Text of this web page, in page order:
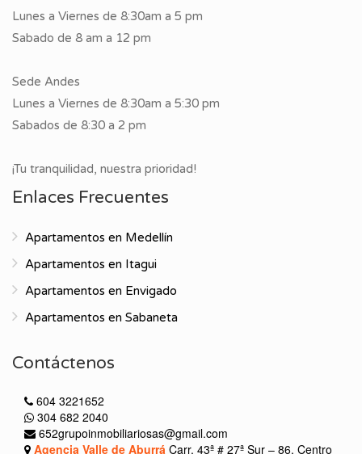
Lunes a Viernes de 8:30am a 5 pm
Sabado de 8 am a 12 pm
Sede Andes
Lunes a Viernes de 8:30am a 5:30 pm
Sabados de 8:30 a 2 pm
¡Tu tranquilidad, nuestra prioridad!
Enlaces Frecuentes
Apartamentos en Medellín
Apartamentos en Itagui
Apartamentos en Envigado
Apartamentos en Sabaneta
Contáctenos
604 3221652
304 682 2040
652grupoinmobiliariosas@gmail.com
Agencia Valle de Aburrá Carr. 43ª # 27ª Sur – 86, Centro